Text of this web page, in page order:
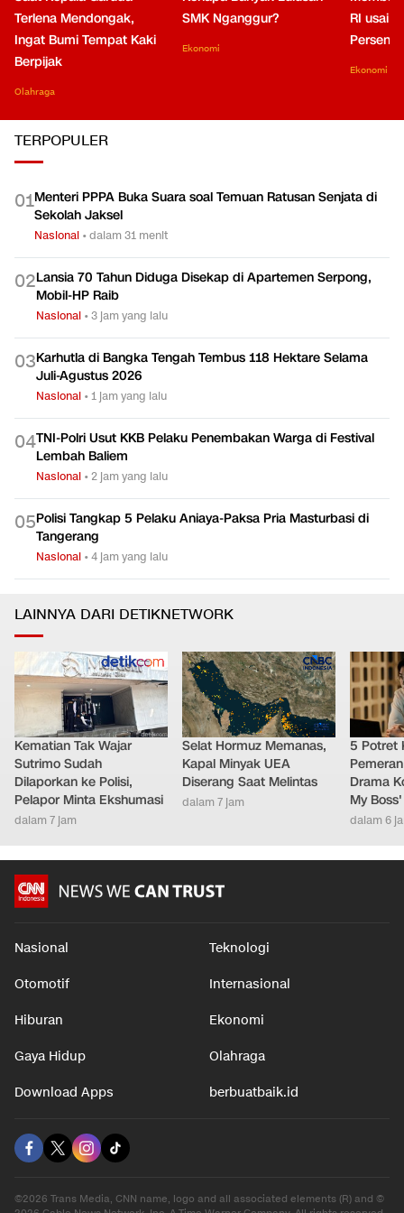
Terlena Mendongak,
Ingat Bumi Tempat Kaki
Berpijak
Olahraga
SMK Nganggur?
Ekonomi
RI usai
Persen
Ekonomi
TERPOPULER
01Menteri PPPA Buka Suara soal Temuan Ratusan Senjata di
Sekolah Jaksel
Nasional •dalam 31 menit
02Lansia 70 Tahun Diduga Disekap di Apartemen Serpong,
Mobil-HP Raib
Nasional •3 jam yang lalu
03Karhutla di Bangka Tengah Tembus 118 Hektare Selama
Juli-Agustus 2026
Nasional •1 jam yang lalu
04TNI-Polri Usut KKB Pelaku Penembakan Warga di Festival
Lembah Baliem
Nasional •2 jam yang lalu
05Polisi Tangkap 5 Pelaku Aniaya-Paksa Pria Masturbasi di
Tangerang
Nasional •4 jam yang lalu
LAINNYA DARI DETIKNETWORK
Kematian Tak Wajar
Sutrimo Sudah
Dilaporkan ke Polisi,
Pelapor Minta Ekshumasi
dalam 7 jam
Selat Hormuz Memanas,
Kapal Minyak UEA
Diserang Saat Melintas
dalam 7 jam
5 Potret
Drama
My Boss'
dalam 6
Nasional Teknologi
Otomotif Internasional
Hiburan Ekonomi
Gaya Hidup Olahraga
Download Apps berbuatbaik.id
©2026 Trans Media, CNN name, logo and all associated elements (R) and ©